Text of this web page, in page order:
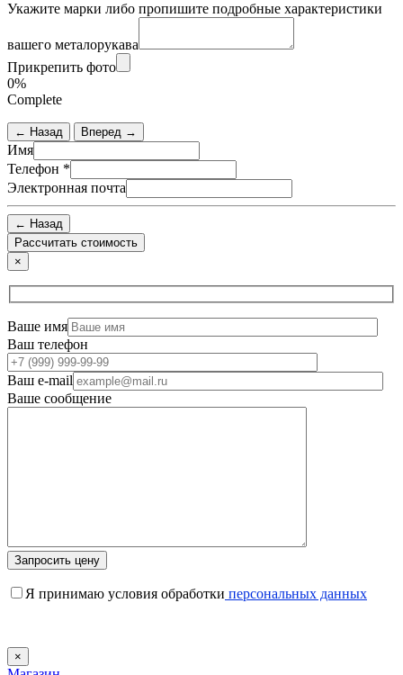
Укажите марки либо пропишите подробные характеристики
вашего металорукава
Прикрепить фото
0%
Complete
← Назад Вперед →
Имя
Телефон *
Электронная почта
← Назад
×
Ваше имя
Ваш телефон
Ваш e-mail
Ваше сообщение
Я принимаю условия обработки персональных данных
×